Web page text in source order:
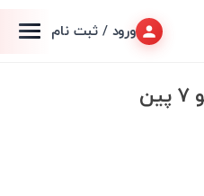
ورود / ثبت نام